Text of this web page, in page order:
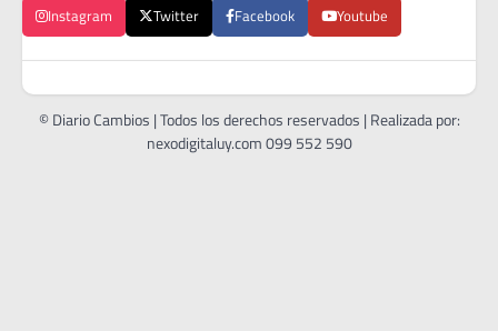
Instagram Twitter Facebook Youtube